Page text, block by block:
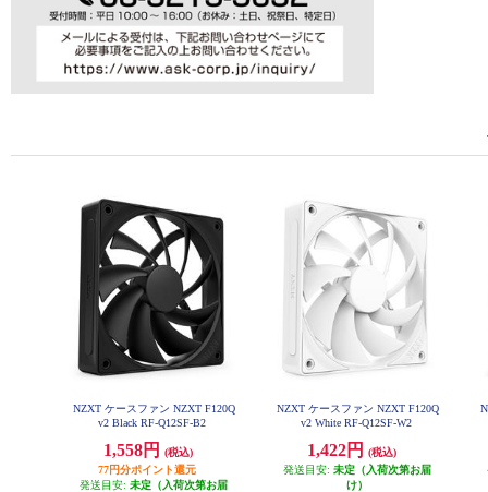
NZXT ケースファン NZXT F120Q
v2 Black RF-Q12SF-B2
1,558円
(税込)
77円分ポイント還元
発送目安: 未定（入荷次第お届
NZXT ケースファン NZXT F120Q
v2 White RF-Q12SF-W2
1,422円
(税込)
発送目安: 未定（入荷次第お届
け）